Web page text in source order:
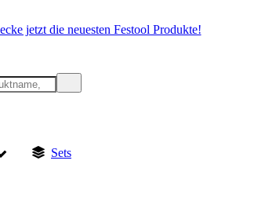
jetzt die neuesten Festool Produkte!
Sets